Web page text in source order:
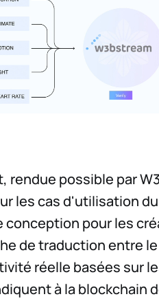
rendue possible par
les cas d'utilisation
conception pour les
de traduction entre
réelle basées sur
à la blockchain